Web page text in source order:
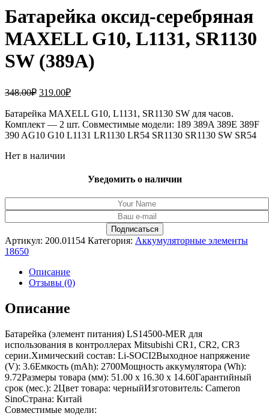
Батарейка оксид-серебряная
MAXELL G10, L1131, SR1130
SW (389A)
348.00₽ Первоначальная
составляла
348.00₽.
319.00₽Текущая
319.00₽.
Батарейка MAXELL G10, L1131, SR1130 SW для часов.
Комплект — 2 шт. Совместимые модели: 189 389A 389E 389F
390 AG10 G10 L1131 LR1130 LR54 SR1130 SR1130 SW SR54
Нет в наличии
Уведомить о наличии
Артикул: 200.01154 Категория: Аккумуляторные элементы
18650
Описание
Отзывы (0)
Описание
Батарейка (элемент питания) LS14500-MER для
использования в контроллерах Mitsubishi CR1, CR2, CR3
серии.Химический состав: Li-SOCI2Выходное напряжение
(V): 3.6Емкость (mAh): 2700Мощность аккумулятора (Wh):
9.72Размеры товара (мм): 51.00 x 16.30 x 14.60Гарантийный
срок (мес.): 2Цвет товара: черныйИзготовитель: Cameron
SinoСтрана: Китай
Совместимые модели: